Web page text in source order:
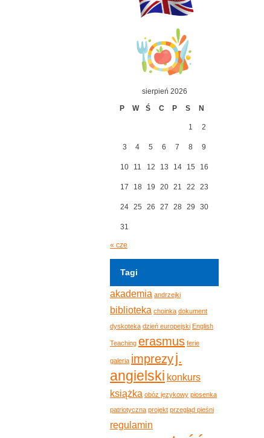
sierpień 2026
P
W Ś C P S N
1 2
3 4 5 6 7 8 9
10 11 12 13 14 15 16
17 18 19 20 21 22 23
24 25 26 27 28 29 30
31
« cze
Tagi
akademia andrzejki
biblioteka choinka dokument
dyskoteka dzień europejski English
Teaching erasmus ferie
galeria imprezyj.
angielski konkurs
książka obóz językowy piosenka
patriotyczna projekt przegląd pieśni
regulamin